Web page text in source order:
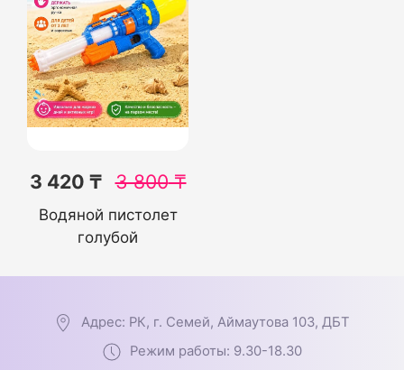
3 420 ₸ 3 800₸
Водяной пистолет
голубой
Адрес: РК, г. Семей, Аймаутова 103, ДБТ
Режим работы: 9.30-18.30